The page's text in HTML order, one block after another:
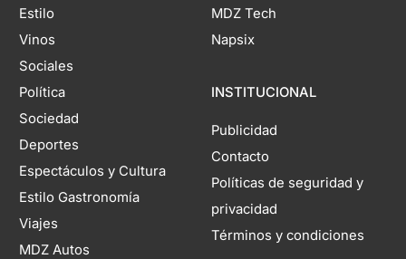
Estilo
Vinos
Sociales
Política
Sociedad
Deportes
Espectáculos y Cultura
Estilo Gastronomía
Viajes
MDZ Autos
MDZ Tech
Napsix
INSTITUCIONAL
Publicidad
Contacto
Políticas de seguridad y
privacidad
Términos y condiciones